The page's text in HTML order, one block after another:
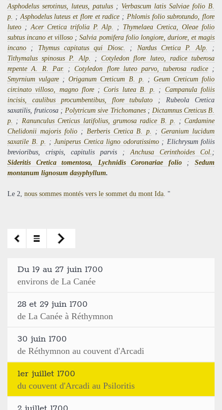
Asphodelus serotinus, luteus, patulus ; Verbascum latis Salviae folio B.
p. ;Asphodelus luteus et flore et radice ; Phlomis folio subrotundo, flore
luteo ;Acer Cretica trifolia P. Alp. ; Thymelaea Cretica, Oleae folio
subtus incano et villoso ;Salvia pomifera folio longiore, duriore, et magis
incano ; Thymus capitatus qui Diosc. ; Nardus Cretica P. Alp.
;
Tithymalus spinosus P. Alp.
;Cotyledon flore luteo, radice tuberosa
repente A. R. Par. ;Cotyledon flore luteo parvo, tuberosa radice;
Smyrnium vulgare ;Origanum Creticum B. p. ; Geum Creticum folio
circinato villoso, magno flore;Coris lutea B. p. ; Campanula foliis
incisis, caulibus procumbentibus, flore tubulato ; Rubeola Cretica
saxatilis, fruticosa ;Polytricum sive Trichomanes; Dictamnus Creticus B.
p. ; Ranunculus Creticus latifolius, grumosa radice B. p. ;Cardamine
Chelidonii majoris folio; Berberis Cretica B. p. ;Geranium lucidum
saxatile B. p. ; Juniperus Cretica ligno odoratissimo; Elichrysum foliis
brevioribus, crispis, capitulis parvis ;Anchusa Cerinthoides Col. ;
Sideritis Cretica tomentosa, Lychnidis Coronariae folio;Sedum
montanum lignosum dasyphyllum.
Le 2, nous sommes montés vers le sommet du mont Ida. "
Du 19 au 27 juin 1700
environs de La Canée
28 et 29 juin 1700
de La Canée à Réthymnon
30 juin 1700
de Réthymnon au couvent d'Arcadi
1er juillet 1700
du couvent d'Arcadi au Psiloritis